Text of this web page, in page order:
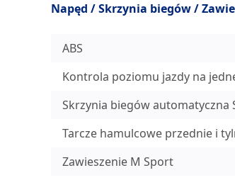
Napęd / Skrzynia biegów /
ABS
Kontrola poziomu jazdy na
Skrzynia biegów automatyczna
Tarcze hamulcowe przednie i
Zawieszenie M Sport